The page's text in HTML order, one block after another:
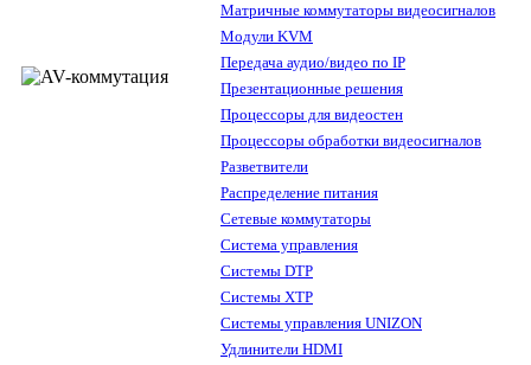
Матричные коммутаторы видеосигналов
Модули KVM
Передача аудио/видео по IP
Презентационные решения
Процессоры для видеостен
Процессоры обработки видеосигналов
Разветвители
Распределение питания
Сетевые коммутаторы
Система управления
Системы DTP
Системы XTP
Системы управления UNIZON
Удлинители HDMI